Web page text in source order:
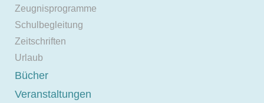
Zeugnisprogramme
Schulbegleitung
Zeitschriften
Urlaub
Bücher
Veranstaltungen